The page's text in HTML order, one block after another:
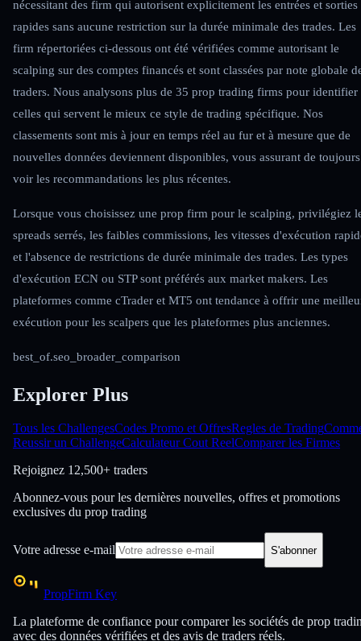
nécessitant des firm qui autorisent explicitement les entrées et sorties
rapides sans aucune restriction sur la durée minimale des trades. Les
firm répertoriées ci-dessous ont été vérifiées comme autorisant le
scalping sur des comptes financés et sont classées par note globale
traders. Nous analysons plus de 35 prop trading firms pour identifier
celles qui servent le mieux ce style de trading spécifique. Nos
classements sont mis à jour en temps réel au fur et à mesure que de
nouvelles données deviennent disponibles, vous assurant de toujours
voir les recommandations les plus récentes.
Lorsque vous choisissez une prop firm pour le scalping, privilégiez
spreads serrés, les faibles commissions, les vitesses d'exécution
et l'absence de restrictions de durée minimale des trades. Les types
d'exécution ECN ou STP sont préférés aux market makers. Les
plateformes comme cTrader et MT5 ont tendance à offrir une
exécution pour les scalpers que les plateformes plus anciennes.
best_of.seo_broader_comparison
Explorer Plus
Tous les ChallengesCodes Promo et OffresRegles de Trading
Reussir un ChallengeCalculateur Cout ReelComparer les Firmes
Rejoignez 12,500+ traders
Abonnez-vous pour les dernières nouvelles, offres et promotions
exclusives du prop trading
Votre adresse e-mail S'abonner
PropFirm Key
La plateforme de confiance pour comparer les sociétés de prop
avec des données vérifiées et des avis de traders réels.